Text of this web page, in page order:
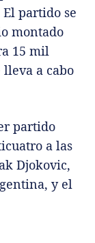
partido se
montado
15 mil
lleva a cabo
partido
a las
Djokovic,
y el